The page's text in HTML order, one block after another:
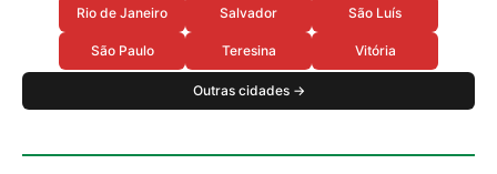
Rio de Janeiro Salvador São Luís
São Paulo Teresina Vitória
Outras cidades →